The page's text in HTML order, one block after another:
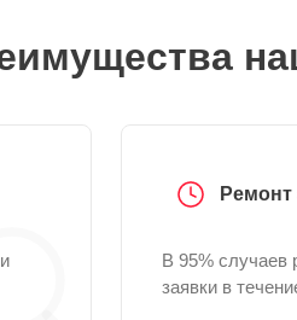
Ремонт
В 95% случаев
заявки в